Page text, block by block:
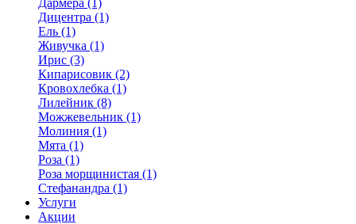
Дармера (1)
Дицентра (1)
Ель (1)
Живучка (1)
Ирис (3)
Кипарисовик (2)
Кровохлебка (1)
Лилейник (8)
Можжевельник (1)
Молиния (1)
Мята (1)
Роза (1)
Роза морщинистая (1)
Стефанандра (1)
Услуги
Акции